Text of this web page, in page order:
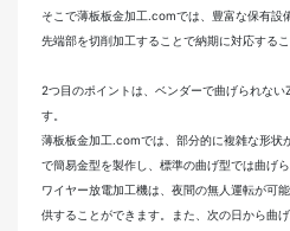
そこで薄板板金加工.comでは、豊富な保有設
先端部を切削加工することで納期に対応するこ
2つ目のポイントは、ベンダーで曲げられな
す。
薄板板金加工.comでは、部分的に複雑な形状
で簡易金型を製作し、標準の曲げ型では曲げ
ワイヤー放電加工機は、夜間の無人運転が可
供することができます。また、次の日から曲